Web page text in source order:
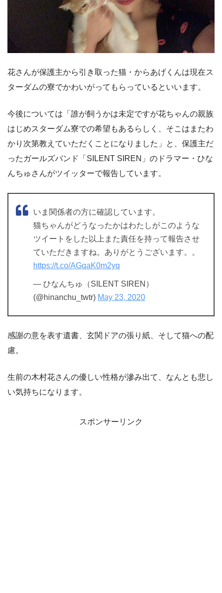
花さんが保護主から引き取った猫・からあげくんは現在ス
ターダムの寮でかわいがってもらっているといいます。
今後については「誰が飼うかは未定ですが花ちゃんの親族
はじめスターダム寮での希望もあるらしく、そこはまたわ
かり次第教えていただくことになりました」と、保護主だ
ったガールズバンド「SILENT SIREN」のドラマー・ひな
んちゅさんがツイッターで報告しています。
いま関係者の方に確認しています。
猫ちゃんがどうなったかはわたしがこのような
ツイートをした以上また責任を持って報告させ
ていただきますね。ありがとうございます。。
https://t.co/AGqaK0m2yq
— ひなんちゅ（SILENT SIREN）
(@hinanchu_twtr) May 23, 2020
感謝の意を表す遺書、玄関ドアの張り紙、そして猫への配
慮。
生前の木村花さんの優しい性格が滲み出て、なんとも悲し
い気持ちになります。
スポンサーリンク